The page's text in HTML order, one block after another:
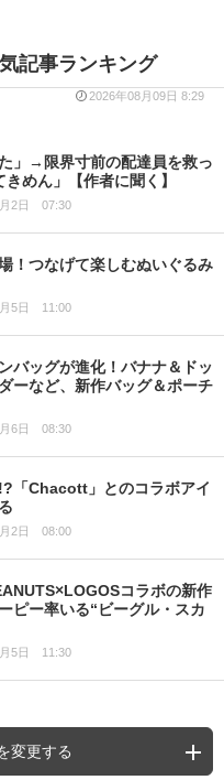
記事ランキング
2026年08月09日 8:29
」→限界寸前の配達員を救っ
めん」【作者に聞く】
2日 07:30
！つなげて楽しむぬいぐるみ
5日 11:00
バッグが進化！バナナ＆ドッ
ーなど、新作バッグ＆ポーチ
6日 08:30
「Chacott」とのコラボアイ
2日 08:00
コラボの新作
ピー率いる“ビーグル・スカ
5日 11:30
変更する